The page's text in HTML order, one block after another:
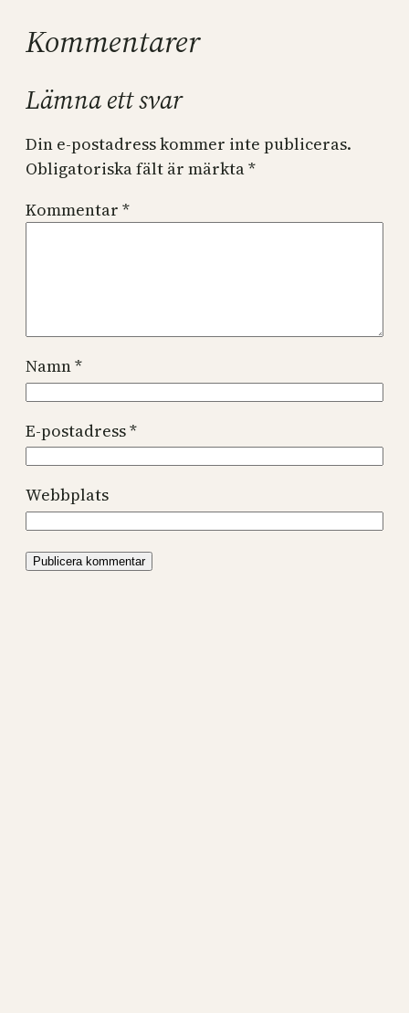
Kommentarer
Lämna ett svar
Din e-postadress kommer inte publiceras.
Obligatoriska fält är märkta*
Kommentar *
Namn*
E-postadress*
Webbplats